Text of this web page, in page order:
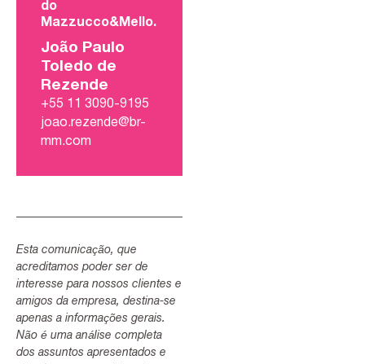
do
Mazzucco&Mello.
João Paulo
Toledo de
Rezende
+55 11 3090-9195
joao.rezende@br-
mm.com
Esta comunicação, que
acreditamos poder ser de
interesse para nossos clientes e
amigos da empresa, destina-se
apenas a informações gerais.
Não é uma análise completa
dos assuntos apresentados e